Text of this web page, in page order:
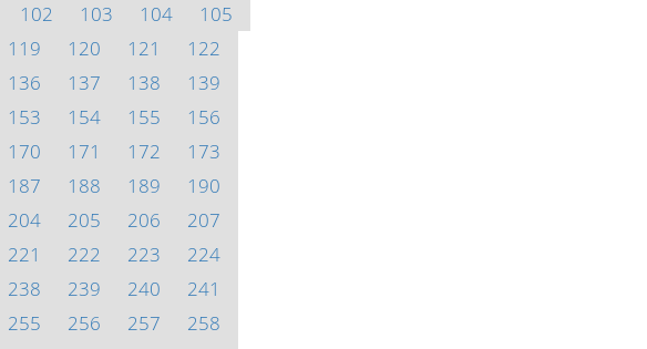
102 103 104
105
119 120 121
122
136 137 138
139
153 154 155
156
170 171 172
173
187 188 189
190
204 205 206
207
221 222 223
224
238 239 240
241
255 256 257
258